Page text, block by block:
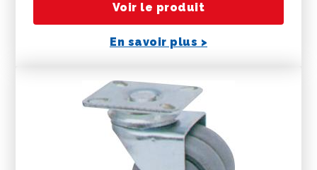
Voir le produit
En savoir plus >